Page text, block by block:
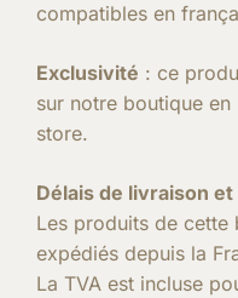
compatibles en
Exclusivité : ce
sur notre boutique
store.
Délais de livraison et
Les produits de cette
expédiés depuis la
La TVA est incluse